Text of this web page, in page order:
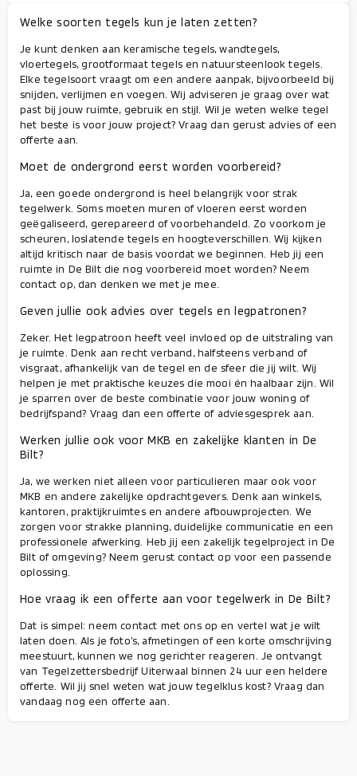
Welke soorten tegels kun je laten zetten?
Je kunt denken aan keramische tegels, wandtegels,
vloertegels, grootformaat tegels en natuursteenlook tegels.
Elke tegelsoort vraagt om een andere aanpak, bijvoorbeeld bij
snijden, verlijmen en voegen. Wij adviseren je graag over wat
past bij jouw ruimte, gebruik en stijl. Wil je weten welke tegel
het beste is voor jouw project? Vraag dan gerust advies of een
offerte aan.
Moet de ondergrond eerst worden voorbereid?
Ja, een goede ondergrond is heel belangrijk voor strak
tegelwerk. Soms moeten muren of vloeren eerst worden
geëgaliseerd, gerepareerd of voorbehandeld. Zo voorkom je
scheuren, loslatende tegels en hoogteverschillen. Wij kijken
altijd kritisch naar de basis voordat we beginnen. Heb jij een
ruimte in De Bilt die nog voorbereid moet worden? Neem
contact op, dan denken we met je mee.
Geven jullie ook advies over tegels en legpatronen?
Zeker. Het legpatroon heeft veel invloed op de uitstraling van
je ruimte. Denk aan recht verband, halfsteens verband of
visgraat, afhankelijk van de tegel en de sfeer die jij wilt. Wij
helpen je met praktische keuzes die mooi én haalbaar zijn. Wil
je sparren over de beste combinatie voor jouw woning of
bedrijfspand? Vraag dan een offerte of adviesgesprek aan.
Werken jullie ook voor MKB en zakelijke klanten in De
Bilt?
Ja, we werken niet alleen voor particulieren maar ook voor
MKB en andere zakelijke opdrachtgevers. Denk aan winkels,
kantoren, praktijkruimtes en andere afbouwprojecten. We
zorgen voor strakke planning, duidelijke communicatie en een
professionele afwerking. Heb jij een zakelijk tegelproject in De
Bilt of omgeving? Neem gerust contact op voor een passende
oplossing.
Hoe vraag ik een offerte aan voor tegelwerk in De Bilt?
Dat is simpel: neem contact met ons op en vertel wat je wilt
laten doen. Als je foto’s, afmetingen of een korte omschrijving
meestuurt, kunnen we nog gerichter reageren. Je ontvangt
van Tegelzettersbedrijf Uiterwaal binnen 24 uur een heldere
offerte. Wil jij snel weten wat jouw tegelklus kost? Vraag dan
vandaag nog een offerte aan.